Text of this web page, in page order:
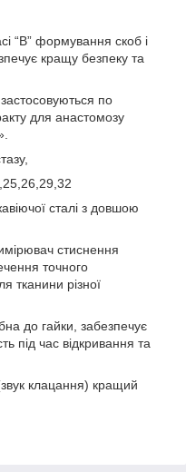
“B” формування скоб і
кращу безпеку та
по
для анастомозу
сталі з довшою
стиснення
точного
тканини різної
до гайки, забезпечує
під час відкривання та
клацання) кращий